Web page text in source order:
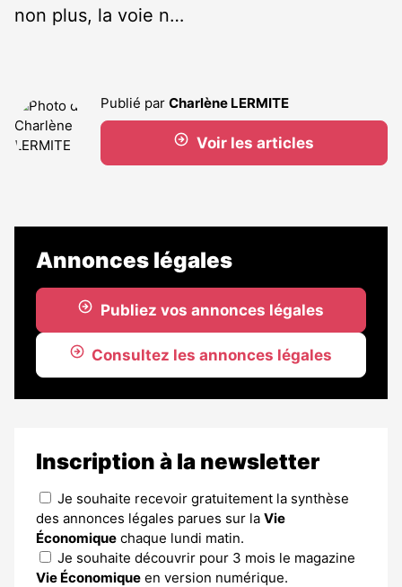
non plus, la voie n…
Publié par Charlène LERMITE
Voir les articles
Annonces légales
Publiez vos annonces légales
Consultez les annonces légales
Inscription à la newsletter
Je souhaite recevoir gratuitement la synthèse
des annonces légales parues sur la Vie
Économique chaque lundi matin.
Je souhaite découvrir pour 3 mois le magazine
Vie Économique en version numérique.